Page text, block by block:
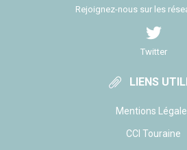
Rejoignez-nous sur les
Twitter
LIENS
Mentions
CCI Touraine